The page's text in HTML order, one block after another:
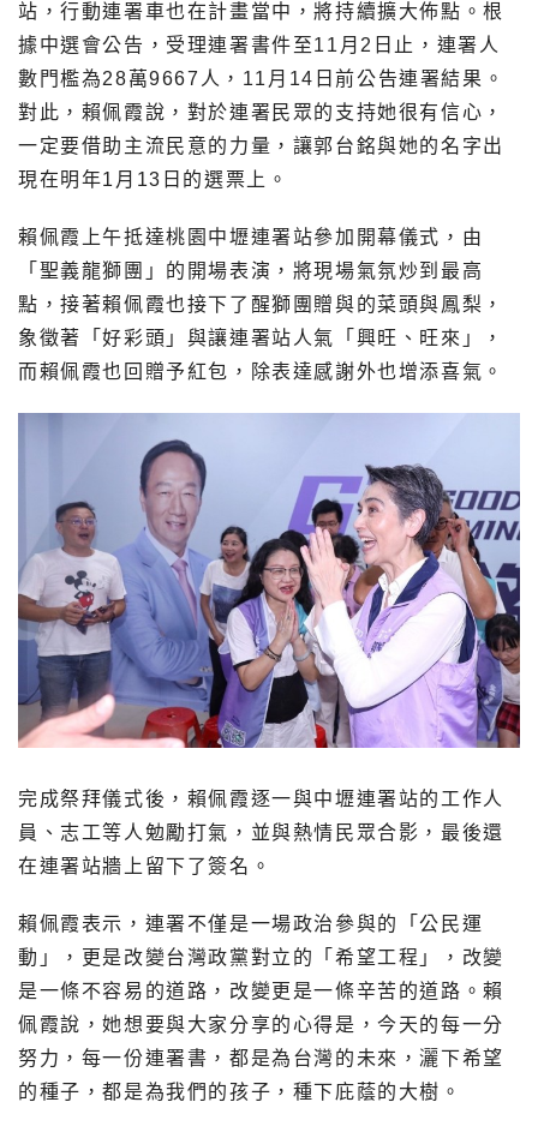
站，行動連署車也在計畫當中，將持續擴大佈點。根
據中選會公告，受理連署書件至11月2日止，連署人
數門檻為28萬9667人，11月14日前公告連署結果。
對此，賴佩霞說，對於連署民眾的支持她很有信心，
一定要借助主流民意的力量，讓郭台銘與她的名字出
現在明年1月13日的選票上。
賴佩霞上午抵達桃園中壢連署站參加開幕儀式，由
「聖義龍獅團」的開場表演，將現場氣氛炒到最高
點，接著賴佩霞也接下了醒獅團贈與的菜頭與鳳梨，
象徵著「好彩頭」與讓連署站人氣「興旺、旺來」，
而賴佩霞也回贈予紅包，除表達感謝外也增添喜氣。
完成祭拜儀式後，賴佩霞逐一與中壢連署站的工作人
員、志工等人勉勵打氣，並與熱情民眾合影，最後還
在連署站牆上留下了簽名。
賴佩霞表示，連署不僅是一場政治參與的「公民運
動」，更是改變台灣政黨對立的「希望工程」，改變
是一條不容易的道路，改變更是一條辛苦的道路。賴
佩霞說，她想要與大家分享的心得是，今天的每一分
努力，每一份連署書，都是為台灣的未來，灑下希望
的種子，都是為我們的孩子，種下庇蔭的大樹。